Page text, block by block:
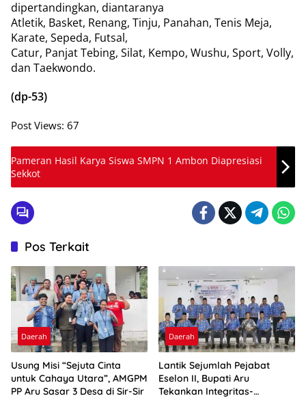
dipertandingkan, diantaranya
Atletik, Basket, Renang, Tinju, Panahan, Tenis Meja,
Karate, Sepeda, Futsal,
Catur, Panjat Tebing, Silat, Kempo, Wushu, Sport, Volly,
dan Taekwondo.
(dp-53)
Post Views: 67
Pameran Hasil Karya Siswa SMPN 1 Ambon Diapresiasi
Sekkot
Pos Terkait
Daerah
Usung Misi “Sejuta Cinta
untuk Cahaya Utara”, AMGPM
PP Aru Sasar 3 Desa di Sir-Sir
Daerah
Lantik Sejumlah Pejabat
Eselon II, Bupati Aru
Tekankan Integritas-